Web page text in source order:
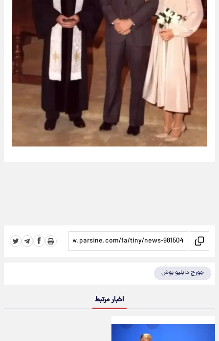
جورج دابلیو بوش
اخبار مرتبط